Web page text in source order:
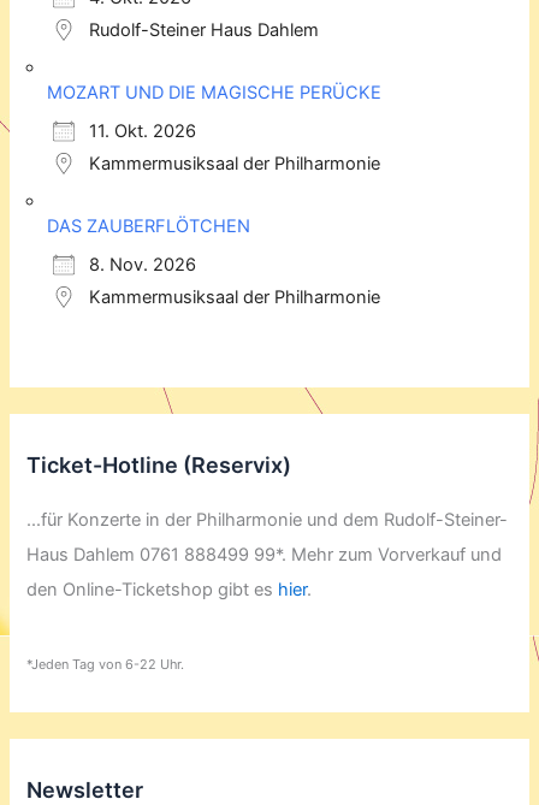
Rudolf-Steiner Haus Dahlem
MOZART UND DIE MAGISCHE PERÜCKE
11. Okt. 2026
Kammermusiksaal der Philharmonie
DAS ZAUBERFLÖTCHEN
8. Nov. 2026
Kammermusiksaal der Philharmonie
Ticket-Hotline (Reservix)
...für Konzerte in der Philharmonie und dem Rudolf-Steiner-
Haus Dahlem 0761 888499 99*. Mehr zum Vorverkauf und
den Online-Ticketshop gibt es hier.
*Jeden Tag von 6-22 Uhr.
Newsletter